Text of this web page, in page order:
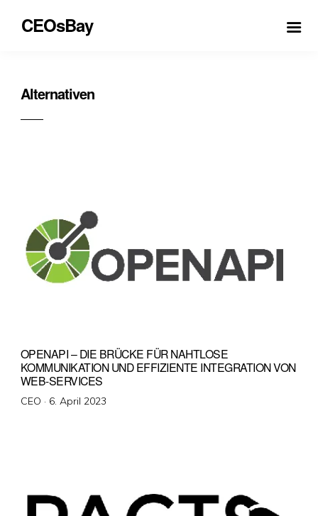
CEOsBay
Alternativen
OPENAPI – DIE BRÜCKE FÜR NAHTLOSE
KOMMUNIKATION UND EFFIZIENTE INTEGRATION VON
WEB-SERVICES
CEO · Veröffentlicht
6. April 2023